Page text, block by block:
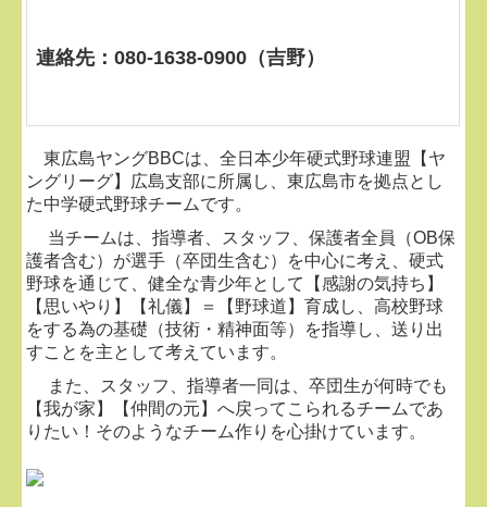
連絡先：080-1638-0900（吉野）
東広島ヤングBBCは、全日本少年硬式野球連盟【ヤ
ングリーグ】広島支部に所属し、東広島市を拠点とし
た中学硬式野球チームです。
当チームは、指導者、スタッフ、保護者全員（OB保
護者含む）が選手（卒団生含む）を中心に考え、硬式
野球を通じて、健全な青少年として【感謝の気持ち】
【思いやり】【礼儀】＝【野球道】育成し、高校野球
をする為の基礎（技術・精神面等）を指導し、送り出
すことを主として考えています。
また、スタッフ、指導者一同は、卒団生が何時でも
【我が家】【仲間の元】へ戻ってこられるチームであ
りたい！そのようなチーム作りを心掛けています。